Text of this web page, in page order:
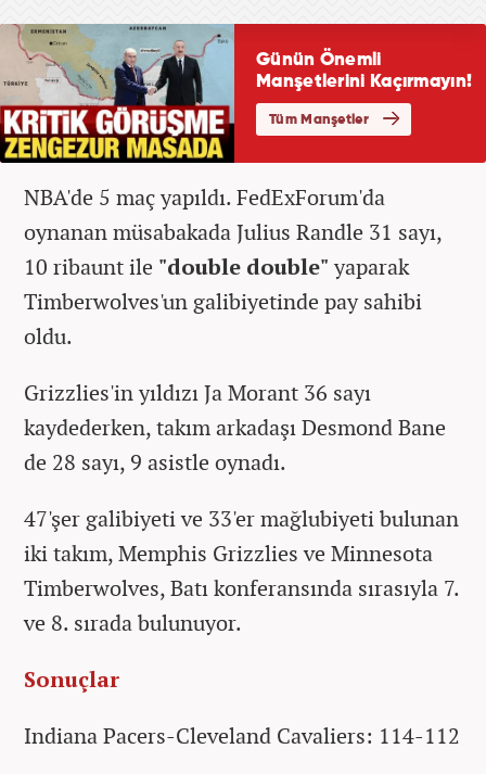
NBA'de 5 maç yapıldı. FedExForum'da
oynanan müsabakada Julius Randle 31 sayı,
10 ribaunt ile "double double"yaparak
Timberwolves'un galibiyetinde pay sahibi
oldu.
Grizzlies'in yıldızı Ja Morant 36 sayı
kaydederken, takım arkadaşı Desmond Bane
de 28 sayı, 9 asistle oynadı.
47'şer galibiyeti ve 33'er mağlubiyeti bulunan
iki takım, Memphis Grizzlies ve Minnesota
Timberwolves, Batı konferansında sırasıyla 7.
ve 8. sırada bulunuyor.
Sonuçlar
Indiana Pacers-Cleveland Cavaliers: 114-112